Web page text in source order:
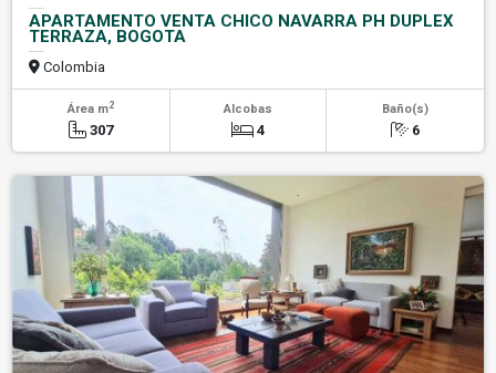
APARTAMENTO VENTA CHICO NAVARRA PH DUPLEX
TERRAZA, BOGOTA
Colombia
Área m2
307
Alcobas
4
Baño(s)
6